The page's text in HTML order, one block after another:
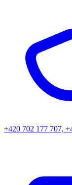
+420 702 177 707,